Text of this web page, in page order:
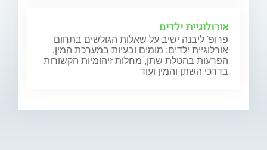
אורולוגיית ילדים
פרופ' ליבנה ישיב על שאלות הגולשים בתחום
אורלוגיית ילדים: מומים ובעיות במערכת המין,
הפרעות בהטלת שתן, מחלות זיהומיות הקשורות
בדרכי השתן והמין ועוד